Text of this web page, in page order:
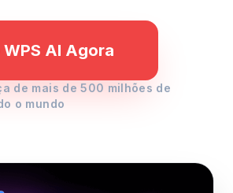
WPS AI Agora
de mais de 500 milhões de
o mundo